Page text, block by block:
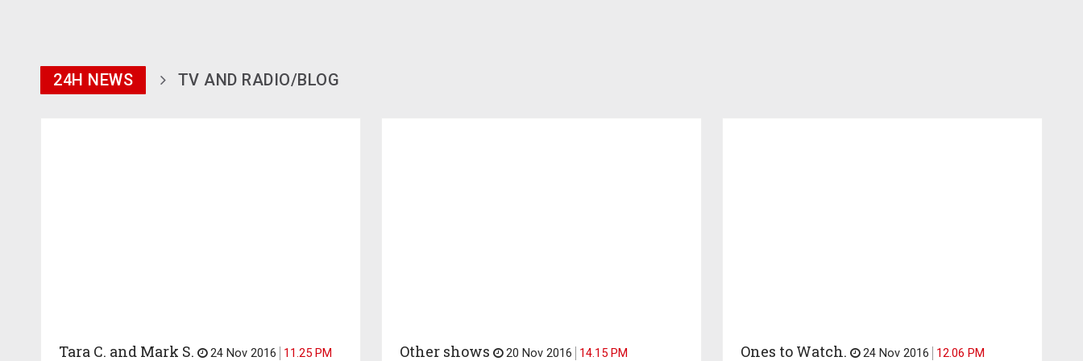
24H NEWS TV AND RADIO/BLOG
Tara C. and Mark S. 24 Nov 2016 11.25 PM Other shows 20 Nov 2016 14.15 PM Ones to Watch. 24 Nov 2016 12.06 PM